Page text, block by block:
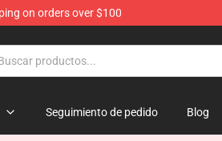
on orders over $100
Seguimiento de pedido Blog